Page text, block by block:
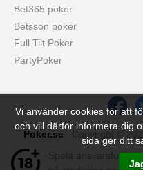
Bet365 poker
Betsson poker
Full Tilt Poker
PartyPoker
Poker.se . Copyright ©
Spela ansvarsfullt -
Vi använder cookies för att
och vill därför informera dig
sida ger ditt